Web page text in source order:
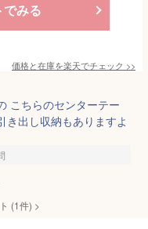
でみる
価格と在庫を楽天でチェック >>
こちらのセンターテー
き出し収納もありますよ
(1件) >